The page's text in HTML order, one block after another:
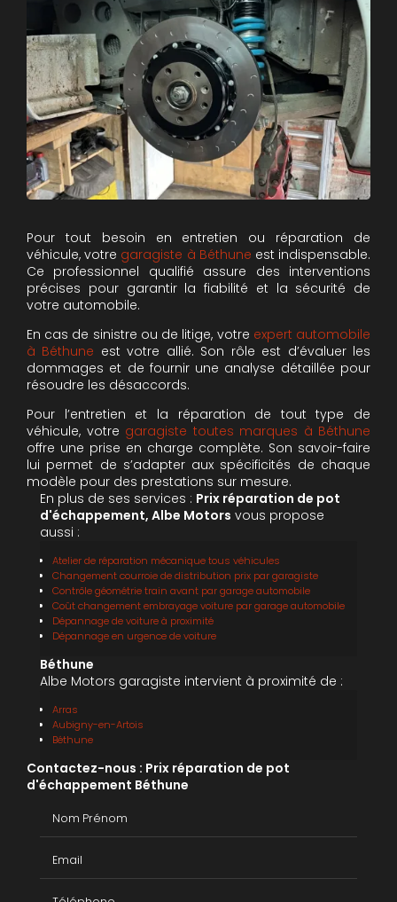
Pour tout besoin en entretien ou réparation de
véhicule, votre garagiste à Béthune est indispensable.
Ce professionnel qualifié assure des interventions
précises pour garantir la fiabilité et la sécurité de
votre automobile.
En cas de sinistre ou de litige, votre expert automobile
à Béthune est votre allié. Son rôle est d’évaluer les
dommages et de fournir une analyse détaillée pour
résoudre les désaccords.
Pour l’entretien et la réparation de tout type de
véhicule, votre garagiste toutes marques à Béthune
offre une prise en charge complète. Son savoir-faire
lui permet de s’adapter aux spécificités de chaque
modèle pour des prestations sur mesure.
En plus de ses services : Prix réparation de pot
d'échappement, Albe Motors vous propose
aussi :
Atelier de réparation mécanique tous véhicules
Changement courroie de distribution prix par garagiste
Contrôle géométrie train avant par garage automobile
Coût changement embrayage voiture par garage automobile
Dépannage de voiture à proximité
Dépannage en urgence de voiture
Béthune
Albe Motors garagiste intervient à proximité de :
Arras
Aubigny-en-Artois
Béthune
Contactez-nous : Prix réparation de pot
d'échappement Béthune